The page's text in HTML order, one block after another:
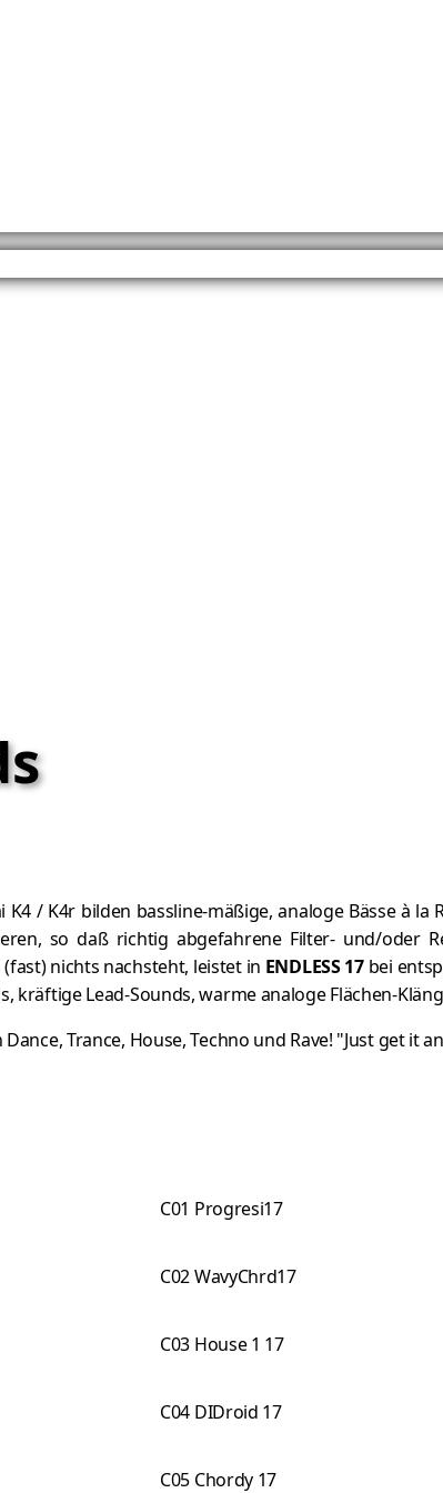
/ K4r bilden bassline-mäßige, analoge Bässe à la
so daß richtig abgefahrene Filter- und/oder
nichts nachsteht, leistet in ENDLESS 17bei
Lead-Sounds, warme analoge Flächen-
Trance, House, Techno und Rave! "Just get it
C01 Progresi17
C02 WavyChrd17
C03 House 1 17
C04 DIDroid 17
C05 Chordy 17